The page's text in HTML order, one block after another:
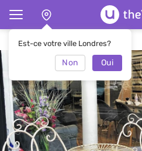
Est-ce votre ville Londres?
Non Oui
Page d'accueil Salon The Nail Bar